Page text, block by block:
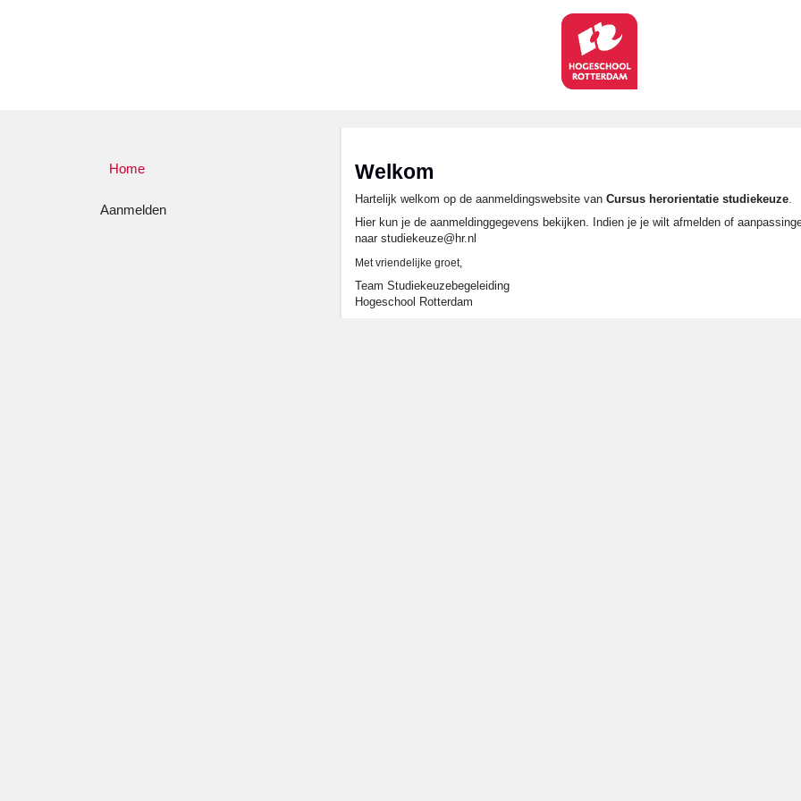
Home
Aanmelden
Welkom
Hartelijk welkom op de aanmeldingswebsite van Cursus herorientatie studiekeuze.
Hier kun je de aanmeldinggegevens bekijken. Indien je je wilt afmelden of
naar studiekeuze@hr.nl
Met vriendelijke groet,
Team Studiekeuzebegeleiding
Hogeschool Rotterdam